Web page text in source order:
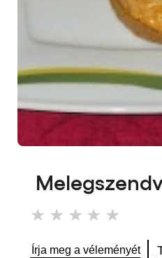
Nem
küldtek
értékelést
Írja meg a véleményét